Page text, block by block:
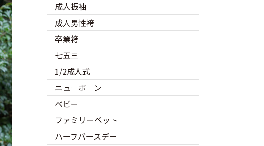
成人振袖
成人男性袴
卒業袴
七五三
1/2成人式
ニューボーン
ベビー
ファミリーペット
ハーフバースデー